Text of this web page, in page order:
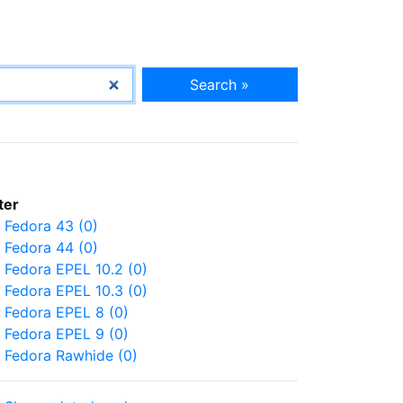
Search »
Fedora 43 (0)
Fedora 44 (0)
Fedora EPEL 10.2 (0)
Fedora EPEL 10.3 (0)
Fedora EPEL 8 (0)
Fedora EPEL 9 (0)
Fedora Rawhide (0)